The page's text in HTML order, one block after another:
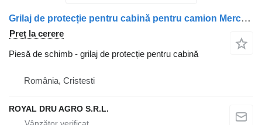
Grilaj de protecție pentru cabină pentru camion Mercedes-Benz
Preț la cerere
Piesă de schimb - grilaj de protecție pentru cabină
România, Cristesti
ROYAL DRU AGRO S.R.L.